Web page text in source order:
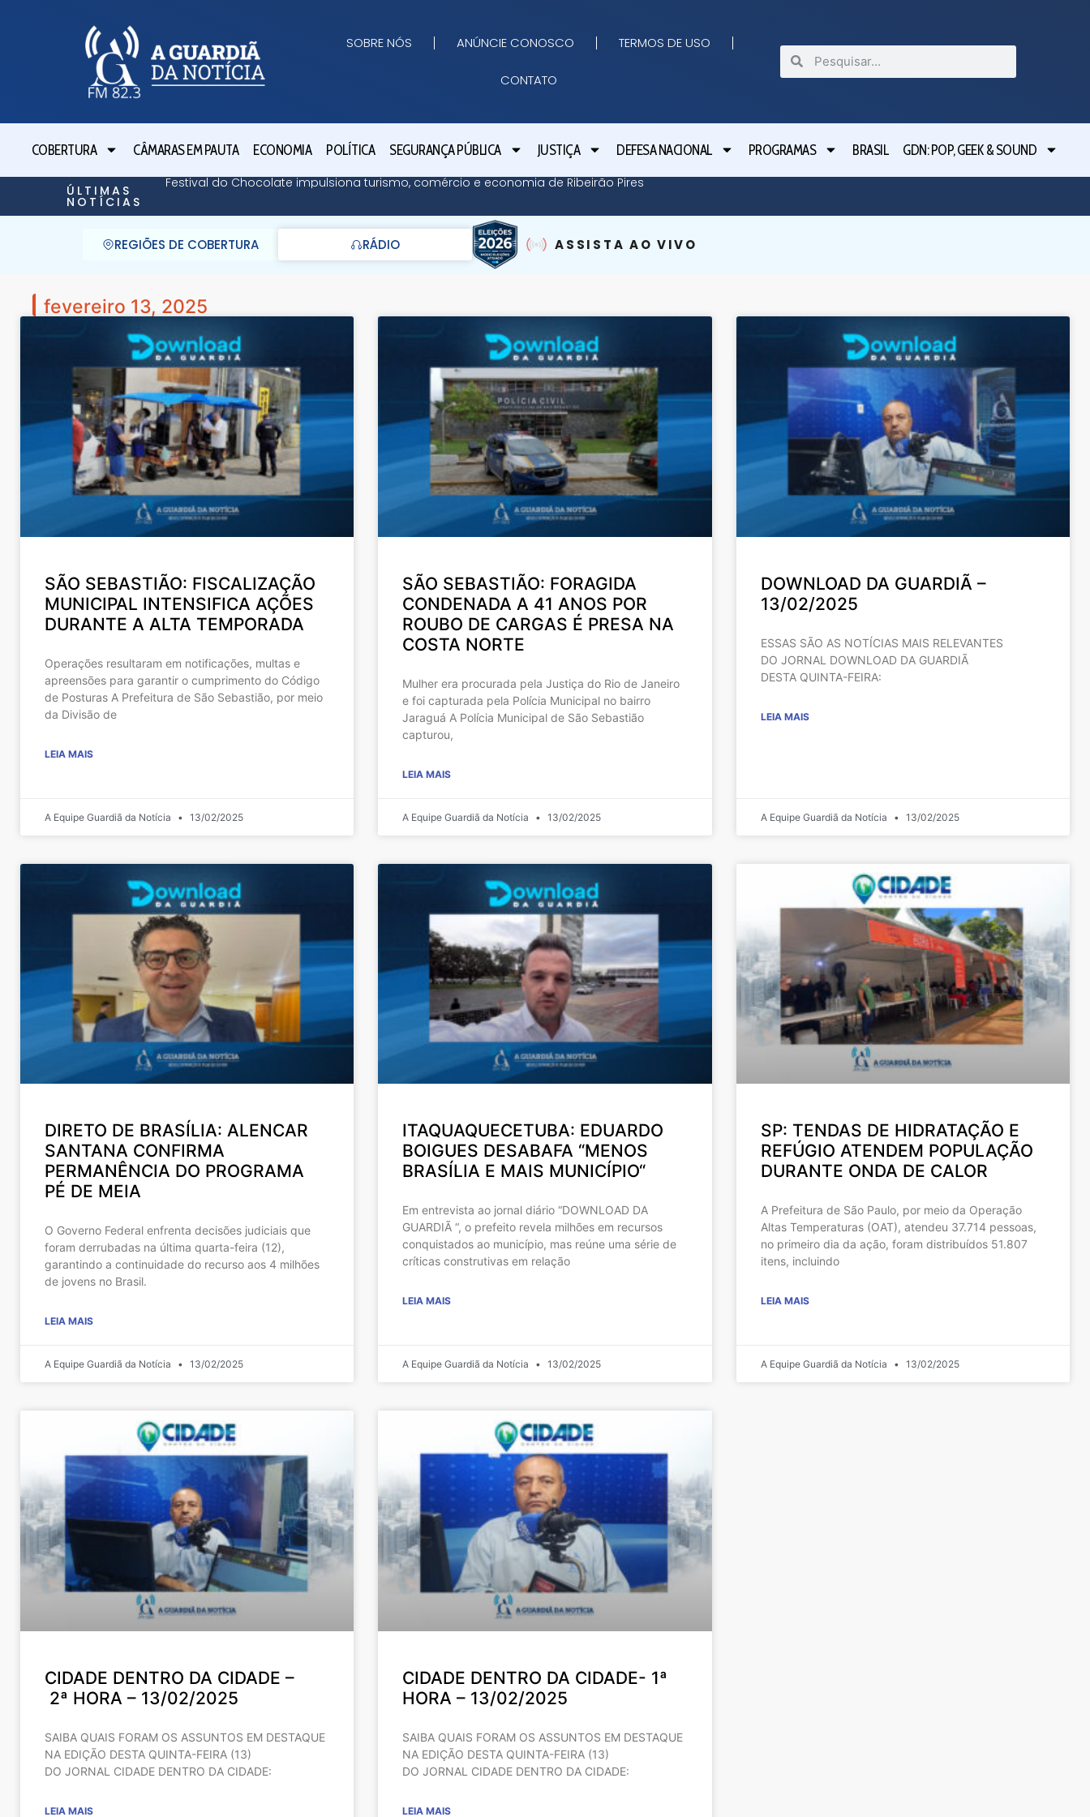
SOBRE NÓS ANÚNCIE CONOSCO TERMOS DE USO
CONTATO
COBERTURA CÂMARAS EM PAUTA ECONOMIA POLÍTICA SEGURANÇA PÚBLICA JUSTIÇA DEFESA NACIONAL PROGRAMAS BRASIL GDN: POP, GEEK & SOUND
ÚLTIMAS
NOTÍCIAS
Festival do Chocolate impulsiona turismo, comércio e economia de Ribeirão Pires
REGIÕES DE COBERTURA RÁDIO ASSISTA AO VIVO
fevereiro 13, 2025
SÃO SEBASTIÃO: FISCALIZAÇÃO
MUNICIPAL INTENSIFICA AÇÕES
DURANTE A ALTA TEMPORADA
Operações resultaram em notificações, multas e
apreensões para garantir o cumprimento do Código
de Posturas A Prefeitura de São Sebastião, por meio
da Divisão de
LEIA MAIS
A Equipe Guardiã da Notícia 13/02/2025
SÃO SEBASTIÃO: FORAGIDA
CONDENADA A 41 ANOS POR
ROUBO DE CARGAS É PRESA NA
COSTA NORTE
Mulher era procurada pela Justiça do Rio de Janeiro
e foi capturada pela Polícia Municipal no bairro
Jaraguá A Polícia Municipal de São Sebastião
capturou,
LEIA MAIS
A Equipe Guardiã da Notícia 13/02/2025
DOWNLOAD DA GUARDIÃ –
13/02/2025
ESSAS SÃO AS NOTÍCIAS MAIS RELEVANTES
DO JORNAL DOWNLOAD DA GUARDIÃ
DESTA QUINTA-FEIRA:
LEIA MAIS
A Equipe Guardiã da Notícia 13/02/2025
DIRETO DE BRASÍLIA: ALENCAR
SANTANA CONFIRMA
PERMANÊNCIA DO PROGRAMA
PÉ DE MEIA
O Governo Federal enfrenta decisões judiciais que
foram derrubadas na última quarta-feira (12),
garantindo a continuidade do recurso aos 4 milhões
de jovens no Brasil.
LEIA MAIS
A Equipe Guardiã da Notícia 13/02/2025
ITAQUAQUECETUBA: EDUARDO
BOIGUES DESABAFA “MENOS
BRASÍLIA E MAIS MUNICÍPIO“
Em entrevista ao jornal diário “DOWNLOAD DA
GUARDIÃ “, o prefeito revela milhões em recursos
conquistados ao município, mas reúne uma série de
críticas construtivas em relação
LEIA MAIS
A Equipe Guardiã da Notícia 13/02/2025
SP: TENDAS DE HIDRATAÇÃO E
REFÚGIO ATENDEM POPULAÇÃO
DURANTE ONDA DE CALOR
A Prefeitura de São Paulo, por meio da Operação
Altas Temperaturas (OAT), atendeu 37.714 pessoas,
no primeiro dia da ação, foram distribuídos 51.807
itens, incluindo
LEIA MAIS
A Equipe Guardiã da Notícia 13/02/2025
CIDADE DENTRO DA CIDADE –
2ª HORA – 13/02/2025
SAIBA QUAIS FORAM OS ASSUNTOS EM DESTAQUE
NA EDIÇÃO DESTA QUINTA-FEIRA (13)
DO JORNAL CIDADE DENTRO DA CIDADE:
LEIA MAIS
CIDADE DENTRO DA CIDADE- 1ª
HORA – 13/02/2025
SAIBA QUAIS FORAM OS ASSUNTOS EM DESTAQUE
NA EDIÇÃO DESTA QUINTA-FEIRA (13)
DO JORNAL CIDADE DENTRO DA CIDADE:
LEIA MAIS